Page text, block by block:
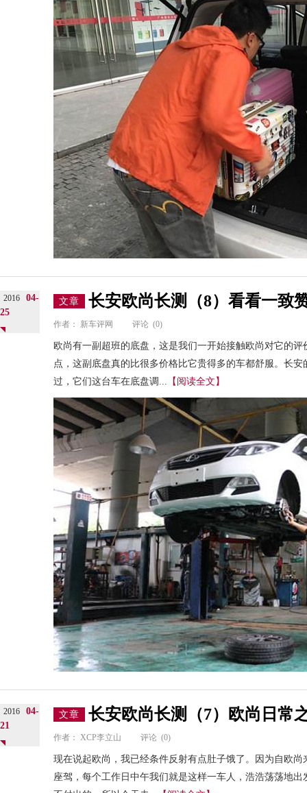
2016
04-
25
文章 长安欧尚长测（8）看看一致
作者： 新车评网 评论 (0)
欧尚有一副超班的底盘，这是我们一开始接触欧尚对它的
点，这副底盘真的比很多价格比它贵得多的车都舒服。长
过，它们这台车在底盘调... 【阅读全文】
2016
04-
21
文章 长安欧尚长测（7）欧尚日常
作者： XCP李立山 评论 (0)
现在说起欧尚，我已经条件反射有点肚子饿了。因为自欧
座驾，每个工作日中午我们就是这样一车人，浩浩荡荡地